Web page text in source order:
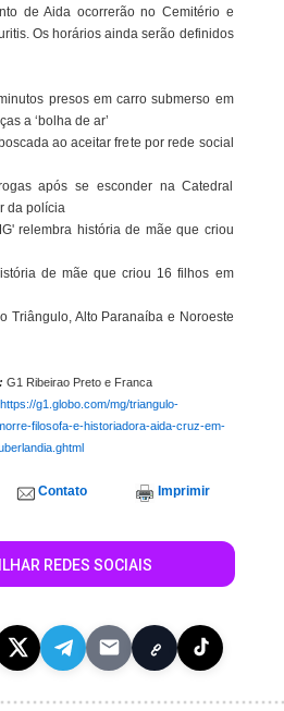
de Aida ocorrerão no Cemitério e
Os horários ainda serão definidos
presos em carro submerso em
a ‘bolha de ar’
ao aceitar frete por rede social
após se esconder na Catedral
da polícia
relembra história de mãe que criou
de mãe que criou 16 filhos em
Triângulo, Alto Paranaíba e Noroeste
G1 Ribeirao Preto e Franca
https://g1.globo.com/mg/triangulo-
filosofa-e-historiadora-aida-cruz-em-
Contato Imprimir
REDES SOCIAIS